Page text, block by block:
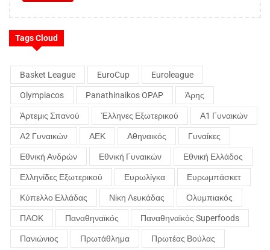
Tags Cloud
Basket League EuroCup Euroleague
Olympiacos Panathinaikos OPAP Άρης
Άρτεμις Σπανού Έλληνες Εξωτερικού Α1 Γυναικών
Α2 Γυναικών ΑΕΚ Αθηναικός Γυναίκες
Εθνική Ανδρών Εθνική Γυναικών Εθνική Ελλάδος
Ελληνίδες Εξωτερικού Ευρωλίγκα Ευρωμπάσκετ
Κύπελλο Ελλάδας Νίκη Λευκάδας Ολυμπιακός
ΠΑΟΚ Παναθηναϊκός Παναθηναϊκός Superfoods
Πανιώνιος Πρωτάθλημα Πρωτέας Βούλας